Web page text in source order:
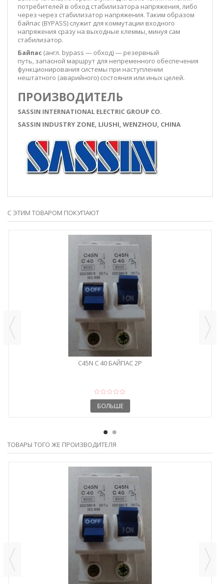
потребителей в обход стабилизатора напряжения, либо
через через стабилизатор напряжения. Таким образом
байпас (BYPASS) служит для коммутации входного
напряжения сразу на выходные клеммы, минуя сам
стабилизатор.
Байпас (англ. bypass — обход) — резервный
путь, запасной маршрут для непременного обеспечения
функционирования системы при наступлении
нештатного (аварийного) состояния или иных целей.
ПРОИЗВОДИТЕЛЬ
SASSIN INTERNATIONAL ELECTRIC GROUP CO.
SASSIN INDUSTRY ZONE, LIUSHI, WENZHOU, CHINA
С ЭТИМ ТОВАРОМ ПОКУПАЮТ
C45N C 40 БАЙПАС 2P
БОЛЬШЕ
ТОВАРЫ ТОГО ЖЕ ПРОИЗВОДИТЕЛЯ